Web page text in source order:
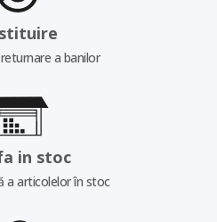
a banilor
in stoc
a articolelor în stoc